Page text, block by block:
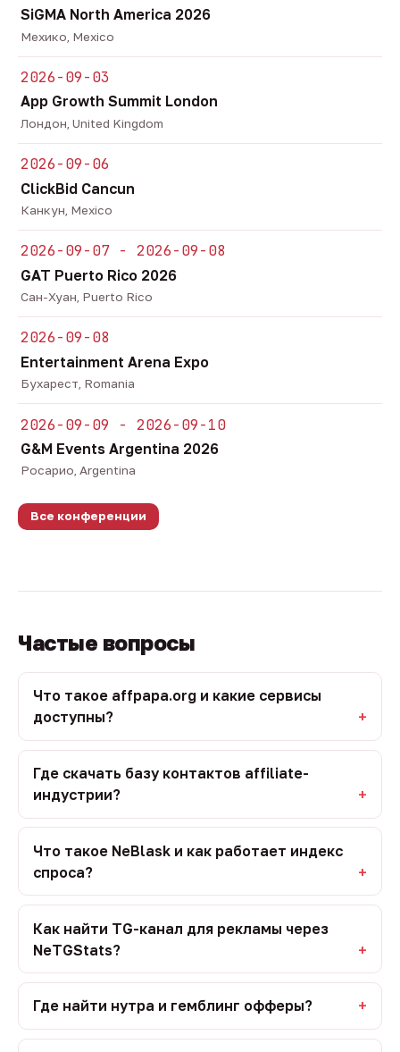
SiGMA North America 2026
Мехико, Mexico
2026-09-03
App Growth Summit London
Лондон, United Kingdom
2026-09-06
ClickBid Cancun
Канкун, Mexico
2026-09-07 - 2026-09-08
GAT Puerto Rico 2026
Сан-Хуан, Puerto Rico
2026-09-08
Entertainment Arena Expo
Бухарест, Romania
2026-09-09 - 2026-09-10
G&M Events Argentina 2026
Росарио, Argentina
Все конференции
Частые вопросы
Что такое affpapa.org и какие сервисы
доступны?
Где скачать базу контактов affiliate-
индустрии?
Что такое NeBlask и как работает индекс
спроса?
Как найти TG-канал для рекламы через
NeTGStats?
Где найти нутра и гемблинг офферы?